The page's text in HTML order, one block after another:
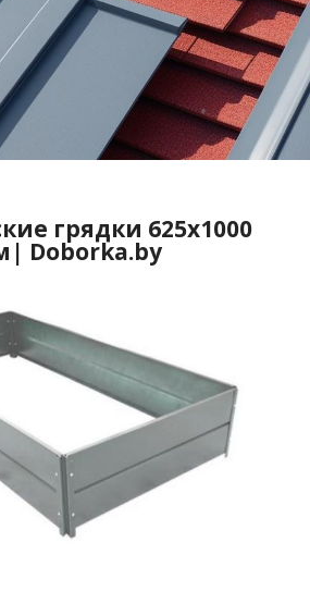
грядки 625x1000
Doborka.by